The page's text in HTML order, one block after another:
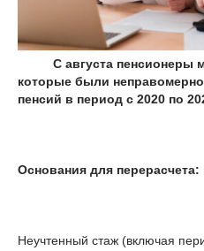
С августа пенсионеры
которые были
пенсий в период с 2020 по
Основания для перерасчета:
Неучтенный стаж (включая